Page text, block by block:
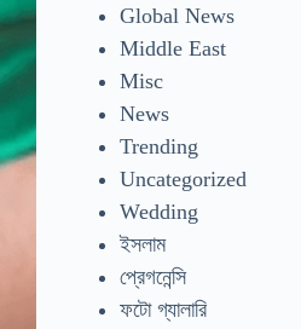
Global News
Middle East
Misc
News
Trending
Uncategorized
Wedding
ইসলাম
প্রেগনেন্সি
ফটো গ্যালারি